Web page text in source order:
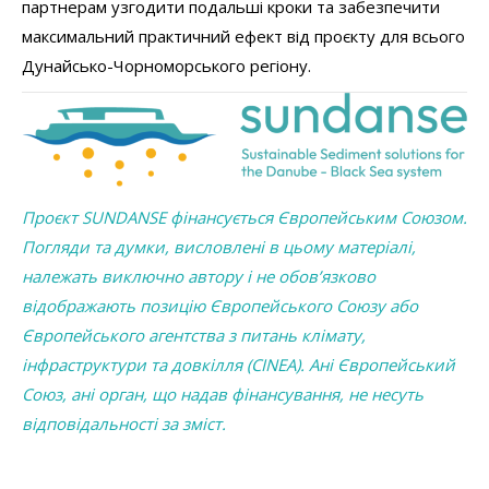
партнерам узгодити подальші кроки та забезпечити
максимальний практичний ефект від проєкту для всього
Дунайсько-Чорноморського регіону.
Проєкт SUNDANSE фінансується Європейським Союзом.
Погляди та думки, висловлені в цьому матеріалі,
належать виключно автору і не обов’язково
відображають позицію Європейського Союзу або
Європейського агентства з питань клімату,
інфраструктури та довкілля (CINEA). Ані Європейський
Союз, ані орган, що надав фінансування, не несуть
відповідальності за зміст.